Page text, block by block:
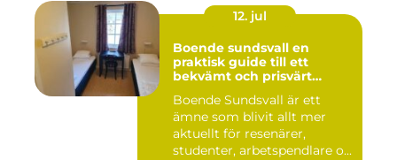
12. jul
Boende sundsvall en
praktisk guide till ett
bekvämt och prisvärt
Boende Sundsvall är ett
ämne som blivit allt mer
aktuellt för resenärer,
studenter, arbetspendlare o...